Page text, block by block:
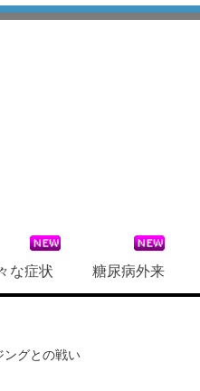
な症状 糖尿病外来
ングとの戦い